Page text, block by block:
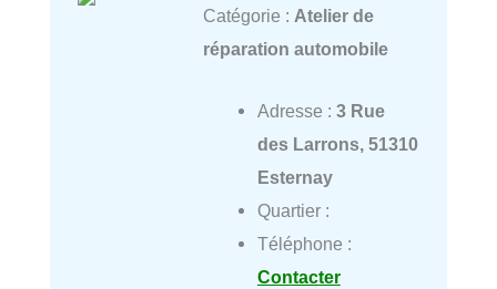
Catégorie : Atelier de
réparation automobile
Adresse : 3 Rue
des Larrons, 51310
Esternay
Quartier :
Téléphone :
Contacter